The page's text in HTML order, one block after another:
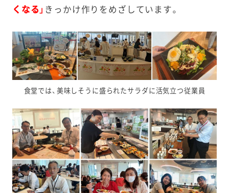
くなる」 きっかけ作りをめざしています。
食堂では、美味しそうに盛られたサラダに活気立つ従業員